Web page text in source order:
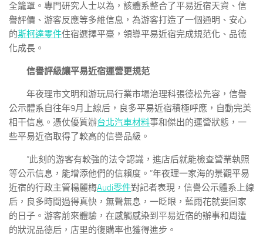
全籠罩。專門研究人士以為，該體系整合了平易近宿天資、信
譽評價、游客反應等多維信息，為游客打造了一個通明、安心
的斯柯達零件住宿選擇平臺，領導平易近宿完成規范化、品德
化成長。
信譽評級讓平易近宿運營更規范
年夜理市文明和游玩局行業市場治理科張德松先容，信譽
公示體系自往年9月上線后，良多平易近宿積極呼應，自動完美
相干信息。憑仗優質辦台北汽車材料事和傑出的運營狀態，一
些平易近宿取得了較高的信譽品級。
“此刻的游客有較強的法令認識，進店后就能檢查營業執照
等公示信息，能增添他們的信賴度。”年夜理一家海的景觀平易
近宿的行政主管楊麗梅Audi零件對記者表現，信譽公示體系上線
后，良多時間過得真快，無聲無息，一眨眼，藍雨花就要回家
的日子。游客前來體驗，在感觸感染到平易近宿的辦事和周遭
的狀況品德后，店里的復購率也獲得進步。